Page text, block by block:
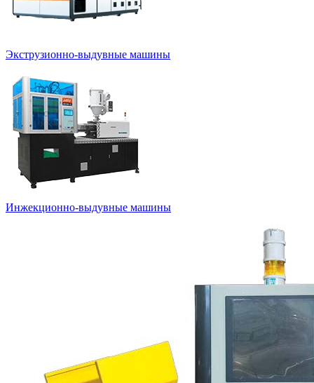
Экструзионно-выдувные машины
Инжекционно-выдувные машины